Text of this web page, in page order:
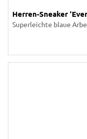
Herren-Sneaker
Superleichte blaue